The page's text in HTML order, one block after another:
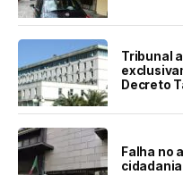
Tribunal
Decreto
Falha no